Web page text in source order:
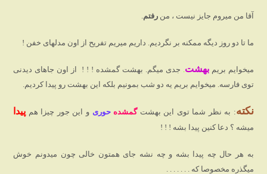
آقا من میروم جایز نیست ، منرفتم.
ما تا دو روز دیگه ممکنه بر نگردیم. داریم میریم تفریح از اون مدلهای خفن !‌
میخوایم بریمبهشت. جدی میگم. بهشت گمشده ! ! ! از اون جاهای دیدنی
توی فارسه. میخوایم بریم یه دو شب بمونیم بلکه این بهشت رو پیدا کردیم.
نکته: به نظر شما توی این بهشتگمشده حوری و این جور چیزا هم پیدا
میشه ؟ دعا کنین پیدا بشه ! ! !‌
به هر حال چه پیدا بشه و چه نشه جای همتون خالی چون میدونم خوش
میگذره مخصوصا که . . . . . . .